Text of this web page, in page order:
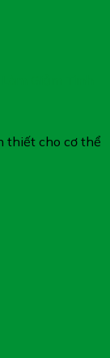
thiết cho cơ thể